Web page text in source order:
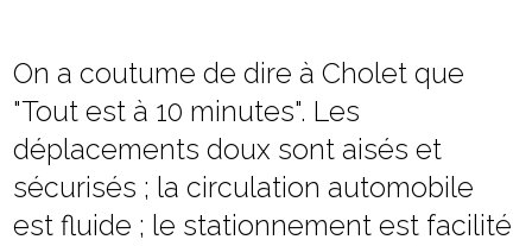
On a coutume de dire à Cholet que
"Tout est à 10 minutes". Les
déplacements doux sont aisés et
sécurisés ; la circulation automobile
est fluide ; le stationnement est facilité